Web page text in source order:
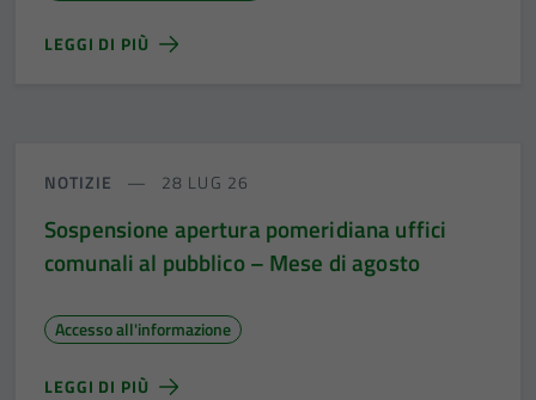
LEGGI DI PIÙ
NOTIZIE 28 LUG 26
Sospensione apertura pomeridiana uffici
comunali al pubblico – Mese di agosto
Accesso all'informazione
LEGGI DI PIÙ